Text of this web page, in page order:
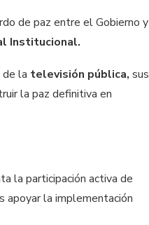
de paz entre el Gobierno y
Institucional.
de la televisión pública, sus
la paz definitiva en
la participación activa de
apoyar la implementación